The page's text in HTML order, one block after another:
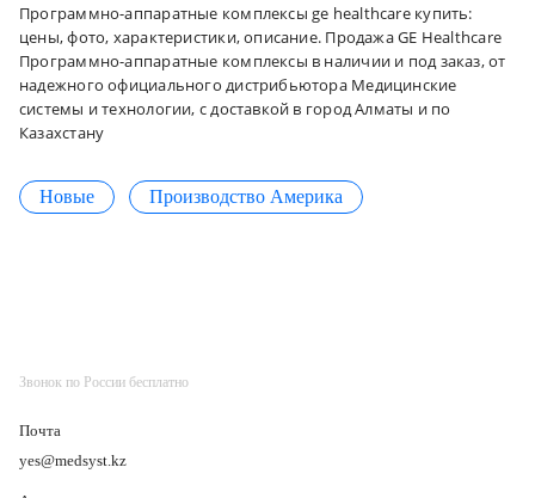
Программно-аппаратные комплексы ge healthcare купить:
цены, фото, характеристики, описание. Продажа GE Healthcare
Программно-аппаратные комплексы в наличии и под заказ, от
надежного официального дистрибьютора Медицинские
системы и технологии, с доставкой в город Алматы и по
Казахстану
Новые Производство Америка
Звонок по России бесплатно
Почта
yes@medsyst.kz